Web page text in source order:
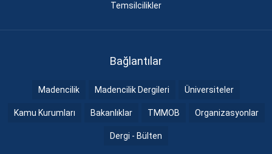
Temsilcilikler
Bağlantılar
Madencilik Madencilik Dergileri Üniversiteler
Kamu Kurumları Bakanlıklar TMMOB Organizasyonlar
Dergi - Bülten